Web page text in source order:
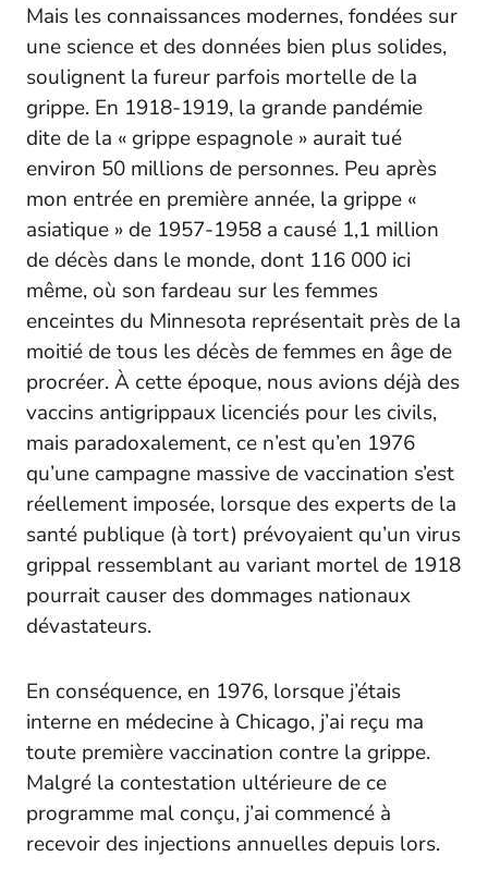
Mais les connaissances modernes, fondées sur
une science et des données bien plus solides,
soulignent la fureur parfois mortelle de la
grippe. En 1918-1919, la grande pandémie
dite de la « grippe espagnole » aurait tué
environ 50 millions de personnes. Peu après
mon entrée en première année, la grippe «
asiatique » de 1957-1958 a causé 1,1 million
de décès dans le monde, dont 116 000 ici
même, où son fardeau sur les femmes
enceintes du Minnesota représentait près de la
moitié de tous les décès de femmes en âge de
procréer. À cette époque, nous avions déjà des
vaccins antigrippaux licenciés pour les civils,
mais paradoxalement, ce n’est qu’en 1976
qu’une campagne massive de vaccination s’est
réellement imposée, lorsque des experts de la
santé publique (à tort) prévoyaient qu’un virus
grippal ressemblant au variant mortel de 1918
pourrait causer des dommages nationaux
dévastateurs.
En conséquence, en 1976, lorsque j’étais
interne en médecine à Chicago, j’ai reçu ma
toute première vaccination contre la grippe.
Malgré la contestation ultérieure de ce
programme mal conçu, j’ai commencé à
recevoir des injections annuelles depuis lors.